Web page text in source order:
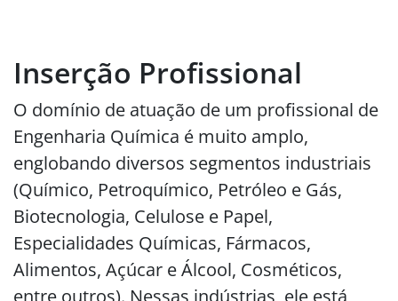
Inserção Profissional
O domínio de atuação de um profissional de
Engenharia Química é muito amplo,
englobando diversos segmentos industriais
(Químico, Petroquímico, Petróleo e Gás,
Biotecnologia, Celulose e Papel,
Especialidades Químicas, Fármacos,
Alimentos, Açúcar e Álcool, Cosméticos,
entre outros). Nessas indústrias, ele está